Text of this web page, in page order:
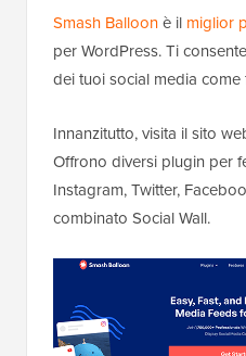
Smash Balloonè il miglior
per WordPress. Ti
dei tuoi social media
Innanzitutto, visita il sito
Offrono diversi plugin per
Instagram, Twitter,
combinato Social Wall.